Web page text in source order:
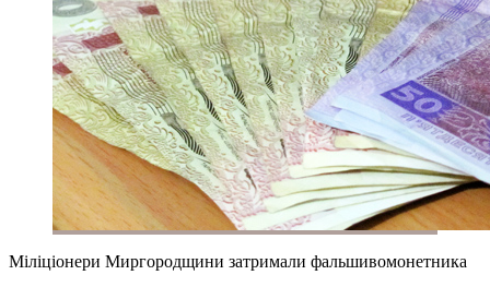
Міліціонери Миргородщини затримали фальшивомонетника